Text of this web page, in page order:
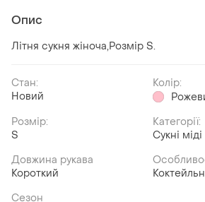
Опис
Літня сукня жіноча,Розмір S.
Стан:
Новий
Колір:
Розмір:
S
Категорії:
Сукні міді
Довжина рукава
Короткий
Сезон